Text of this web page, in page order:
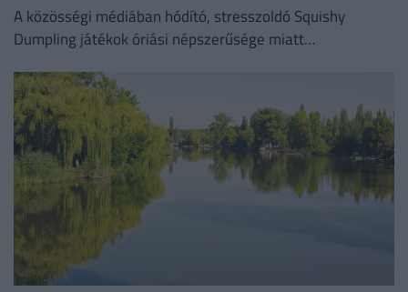
A közösségi médiában hódító, stresszoldó Squishy
Dumpling játékok óriási népszerűsége miatt
hamisítványok.